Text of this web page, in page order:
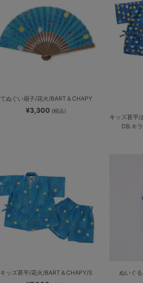
てぬぐい扇子/花火/BART＆CHAPY
¥3,300 (税込)
キッズ甚平/
DB.キ
キッズ甚平/花火/BART＆CHAPY/S ぬいぐ